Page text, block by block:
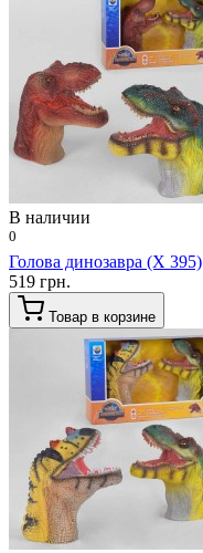
В наличии
0
Голова динозавра (X 395)
519 грн.
Товар в корзине